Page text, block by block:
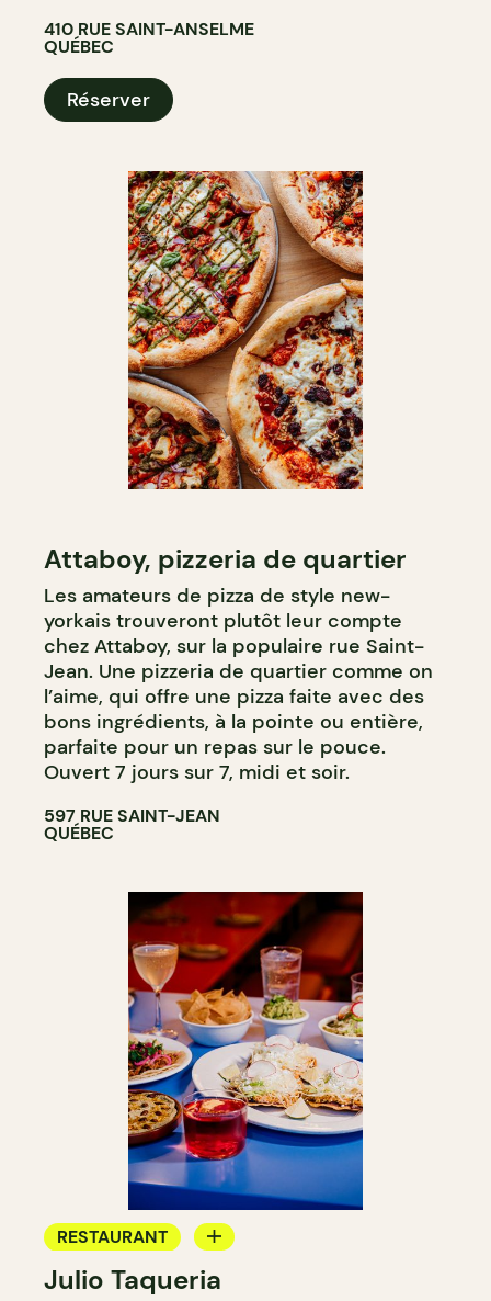
410 RUE SAINT-ANSELME
QUÉBEC
Réserver
Attaboy, pizzeria de quartier
Les amateurs de pizza de style new-
yorkais trouveront plutôt leur compte
chez Attaboy, sur la populaire rue Saint-
Jean. Une pizzeria de quartier comme on
l’aime, qui offre une pizza faite avec des
bons ingrédients, à la pointe ou entière,
parfaite pour un repas sur le pouce.
Ouvert 7 jours sur 7, midi et soir.
597 RUE SAINT-JEAN
QUÉBEC
RESTAURANT
BAR À COCKTAIL
Julio Taqueria